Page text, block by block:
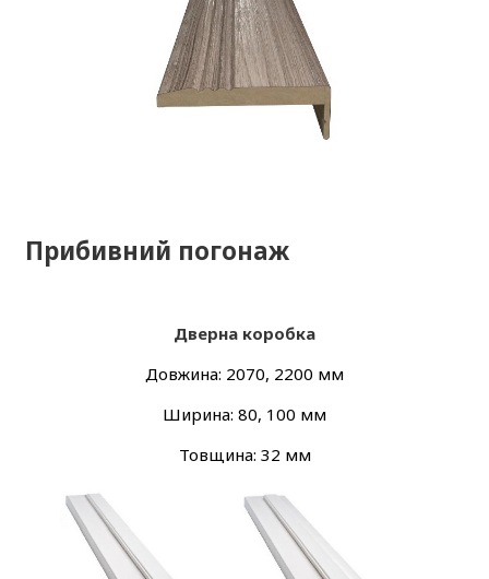
Прибивний погонаж
Дверна коробка
Довжина: 2070, 2200 мм
Ширина: 80, 100 мм
Товщина: 32 мм